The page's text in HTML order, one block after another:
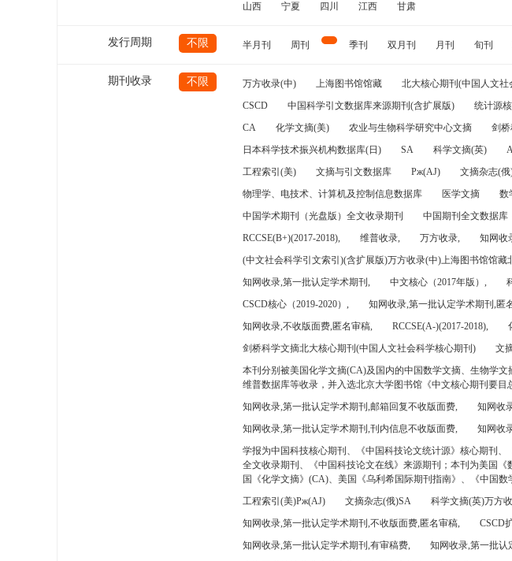
山西
宁夏 四川 江西 甘肃
发行周期 不限 半月刊 周刊 季刊 双月刊 月刊 旬刊
期刊收录 不限 万方收录(中) 上海图书馆馆藏 北大核心期刊(中国人文
CSCD
中国科学引文数据库来源期刊(含扩展版) 统计源
CA
化学文摘(美) 农业与生物科学研究中心文摘 剑
日本科学技术振兴机构数据库(日)
SA 科学文摘(英)
工程索引(美)
文摘与引文数据库 Pж(AJ) 文摘杂志(俄
物理学、电技术、计算机及控制信息数据库
医学文摘 数
中国学术期刊（光盘版）全文收录期刊
中国期刊全文数据库
RCCSE(B+)(2017-2018),
维普收录, 万方收录, 知网收
(中文社会科学引文索引)(含扩展版)万方收录(中)上海图书馆馆
知网收录,第一批认定学术期刊,
中文核心（2017年版）,
CSCD核心（2019-2020）,
知网收录,第一批认定学术期刊,匿
知网收录,不收版面费,匿名审稿,
RCCSE(A-)(2017-2018),
剑桥科学文摘北大核心期刊(中国人文社会科学核心期刊)
文
本刊分别被美国化学文摘(CA)及国内的中国数学文摘、生物学
维普数据库等收录，并入选北京大学图书馆《中文核心期刊要目
知网收录,第一批认定学术期刊,邮箱回复不收版面费,
知网收
知网收录,第一批认定学术期刊,刊内信息不收版面费,
知网收
学报为中国科技核心期刊、《中国科技论文统计源》核心期刊
全文收录期刊、《中国科技论文在线》来源期刊；本刊为美国
国《化学文摘》(CA)、美国《乌利希国际期刊指南》、《中国
工程索引(美)Pж(AJ)
文摘杂志(俄)SA 科学文摘(英)万方
知网收录,第一批认定学术期刊,不收版面费,匿名审稿,
CSCD
知网收录,第一批认定学术期刊,有审稿费,
知网收录,第一批认